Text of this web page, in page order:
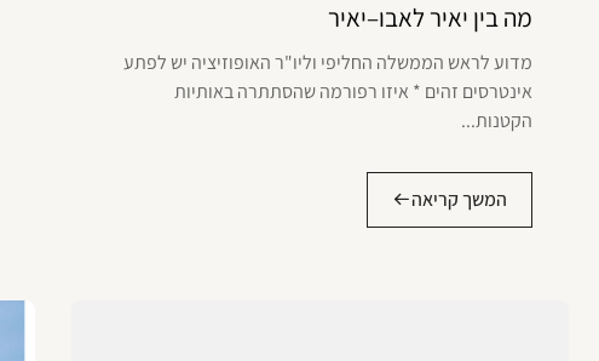
מה בין יאיר לאבו–יאיר
מדוע לראש הממשלה החליפי וליו"ר האופוזיציה יש לפתע
אינטרסים זהים * איזו רפורמה שהסתתרה באותיות
הקטנות...
המשך קריאה